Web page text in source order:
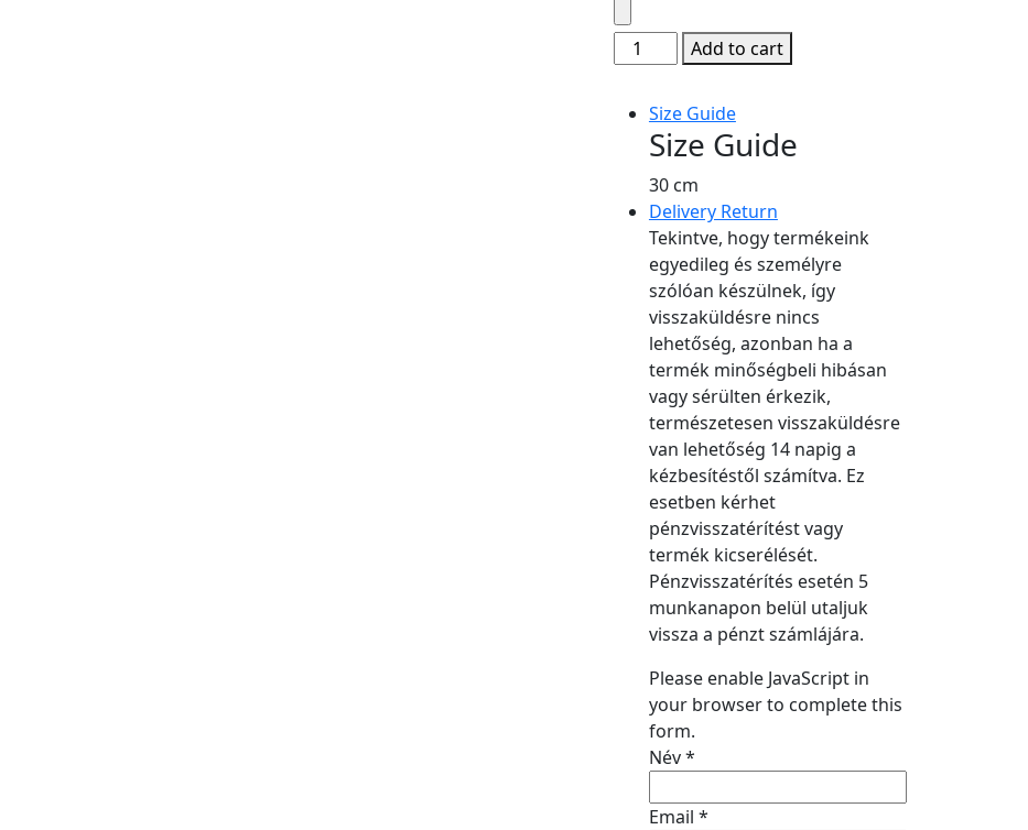
Egyedi
plüss
Saját
fotós
quantity
Add to cart
Size Guide
Size Guide
30 cm
Delivery Return
Tekintve, hogy termékeink
egyedileg és személyre
szólóan készülnek, így
visszaküldésre nincs
lehetőség, azonban ha a
termék minőségbeli hibásan
vagy sérülten érkezik,
természetesen visszaküldésre
van lehetőség 14 napig a
kézbesítéstől számítva. Ez
esetben kérhet
pénzvisszatérítést vagy
termék kicserélését.
Pénzvisszatérítés esetén 5
munkanapon belül utaljuk
vissza a pénzt számlájára.
Please enable JavaScript in
your browser to complete this
form.
Név*
Email *